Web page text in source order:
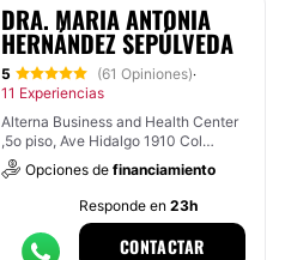
DRA. MARIA ANTONIA
HERNÁNDEZ SEPÚLVEDA
5 (61 Opiniones)·
11 Experiencias
Alterna Business and Health Center
,5o piso, Ave Hidalgo 1910 Col
obispado,, Monterrey
Opciones de financiamiento
Responde en 23h
CONTACTAR